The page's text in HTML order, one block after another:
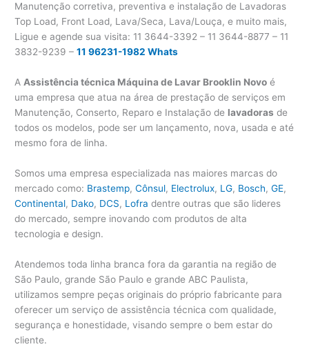
Manutenção corretiva, preventiva e instalação de Lavadoras
Top Load, Front Load, Lava/Seca, Lava/Louça, e muito mais,
Ligue e agende sua visita: 11 3644-3392 – 11 3644-8877 – 11
3832-9239 –11 96231-1982 Whats
AAssistência técnica Máquina de Lavar Brooklin Novo é
uma empresa que atua na área de prestação de serviços em
Manutenção, Conserto, Reparo e Instalação de lavadoras de
todos os modelos, pode ser um lançamento, nova, usada e até
mesmo fora de linha.
Somos uma empresa especializada nas maiores marcas do
mercado como: Brastemp,Cônsul, Electrolux, LG, Bosch,GE,
Continental, Dako, DCS, Lofra dentre outras que são lideres
do mercado, sempre inovando com produtos de alta
tecnologia e design.
Atendemos toda linha branca fora da garantia na região de
São Paulo, grande São Paulo e grande ABC Paulista,
utilizamos sempre peças originais do próprio fabricante para
oferecer um serviço de assistência técnica com qualidade,
segurança e honestidade, visando sempre o bem estar do
cliente.